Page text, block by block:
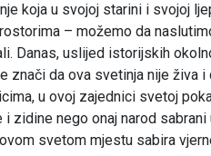
koja u svojoj starini i svojoj
– možemo da
Danas, uslijed istorijskih
da ova svetinja nije živa i
u ovoj zajednici svetoj
zidine nego onaj narod
svetom mjestu sabira